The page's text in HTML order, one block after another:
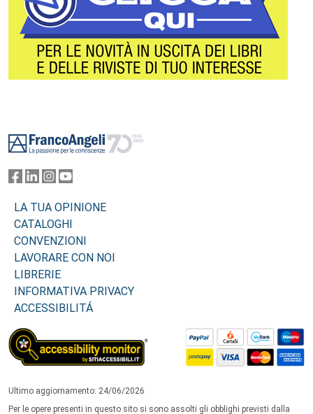
LA TUA OPINIONE
CATALOGHI
CONVENZIONI
LAVORARE CON NOI
LIBRERIE
INFORMATIVA PRIVACY
ACCESSIBILITÁ
Ultimo aggiornamento: 24/06/2026
Per le opere presenti in questo sito si sono assolti gli obblighi previsti dalla